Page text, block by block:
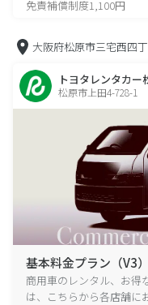
免責補償制度1,100円
大阪府松原市三宅西四
トヨタレンタカー
松原市上田4-728-1
基本料金プラン（V3）
商用車のレンタル、お得
は、こちらから各店舗に